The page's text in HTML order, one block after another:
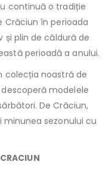
continuă o tradiție
în perioada
și plin de căldură de
perioadă a anului.
colecția noastră de
modelele
De Crăciun,
sezonului cu